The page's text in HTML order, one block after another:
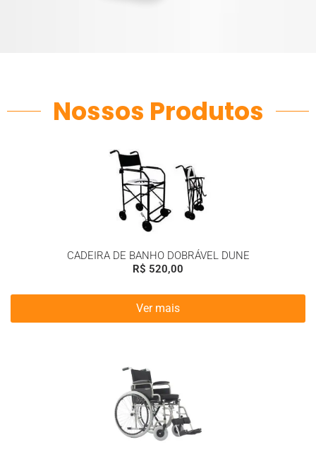
Nossos Produtos
CADEIRA DE BANHO DOBRÁVEL DUNE
R$ 520,00
Ver mais